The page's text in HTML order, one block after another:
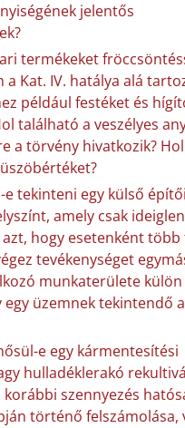
jelentős
termékeket
Kat. IV. hatálya alá
például festéket és
található a veszélyes
a törvény hivatkozik? Hol
e tekinteni egy külső
amely csak
hogy esetenként több
tevékenységet
munkaterülete
egy üzemnek tekintendő
e egy kármentesítési
hulladéklerakó
korábbi szennyezés
történő felszámolása,